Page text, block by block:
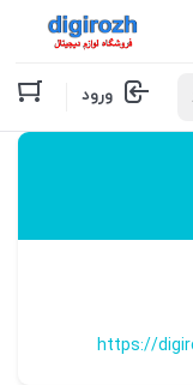
ورود
https://